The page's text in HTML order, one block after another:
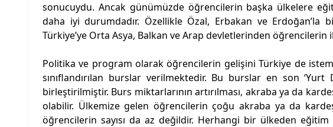
sonucuydu. Ancak günümüzde öğrencilerin başka ülkelere
daha iyi durumdadır. Özellikle Özal, Erbakan ve
Türkiye’ye Orta Asya, Balkan ve Arap devletlerinden öğrencilerin
Politika ve program olarak öğrencilerin gelişini Türkiye de
sınıflandırılan burslar verilmektedir. Bu burslar en son ‘Yurt
birleştirilmiştir. Burs miktarlarının artırılması, akraba ya da
olabilir. Ülkemize gelen öğrencilerin çoğu akraba ya da
öğrencilerin sayısı da az değildir. Herhangi bir ülkeden eğitim